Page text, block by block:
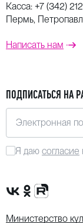
Касса: +7 (342)
Пермь,
Написать нам
ПОДПИСАТЬСЯ НА
Электронная
Я даю согласие
Сообщество VK
Группа в
Канал
Министерство